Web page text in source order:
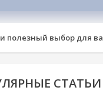
выбор для
СТАТЬИ